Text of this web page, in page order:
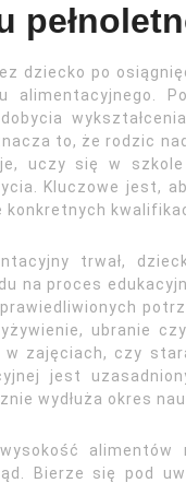
dziecko po
alimentacyjnego.
to, że rodzic
uczy się w
Kluczowe jest,
konkretnych
trwał,
na proces
ubranie
zajęciach, czy
jest
wydłuża okres
Bierze się pod